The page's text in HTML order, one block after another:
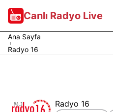
Canlı Radyo Live
Ana Sayfa
Radyo 16
Radyo 16